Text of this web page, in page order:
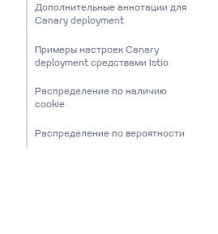
Дополнительные аннотации для
Canary deployment
Примеры настроек Canary
deployment средствами Istio
Распределение по наличию
cookie
Распределение по вероятности